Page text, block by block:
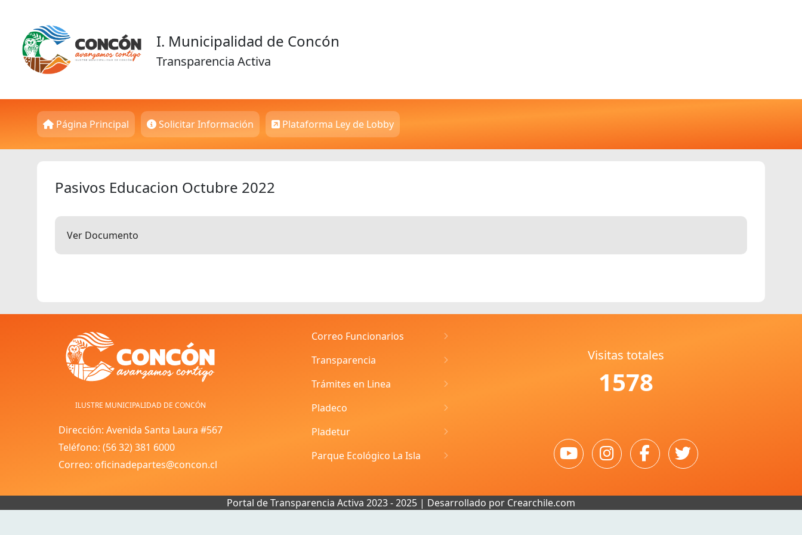
I. Municipalidad de Concón
Transparencia Activa
Página Principal Solicitar Información Plataforma Ley de Lobby
Pasivos Educacion Octubre 2022
Ver Documento
ILUSTRE MUNICIPALIDAD DE CONCÓN
Dirección: Avenida Santa Laura #567
Teléfono: (56 32) 381 6000
Correo: oficinadepartes@concon.cl
Correo Funcionarios
Transparencia
Trámites en Linea
Pladeco
Pladetur
Parque Ecológico La Isla
Visitas totales
1578
Portal de Transparencia Activa 2023 - 2025 | Desarrollado por Crearchile.com